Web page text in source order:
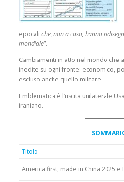
epocali che, non a caso, hanno
mondiale”.
Cambiamenti in atto nel mondo che
inedite su ogni fronte: economico,
escluso anche quello militare.
Emblematica è l’uscita unilaterale
iraniano.
Titolo
America first, made in China 2025 e